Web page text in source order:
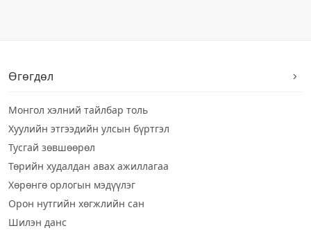
Өгөгдөл
Монгол хэлний тайлбар толь
Хуулийн этгээдийн улсын бүртгэл
Тусгай зөвшөөрөл
Төрийн худалдан авах ажиллагаа
Хөрөнгө орлогын мэдүүлэг
Орон нутгийн хөгжлийн сан
Шилэн данс